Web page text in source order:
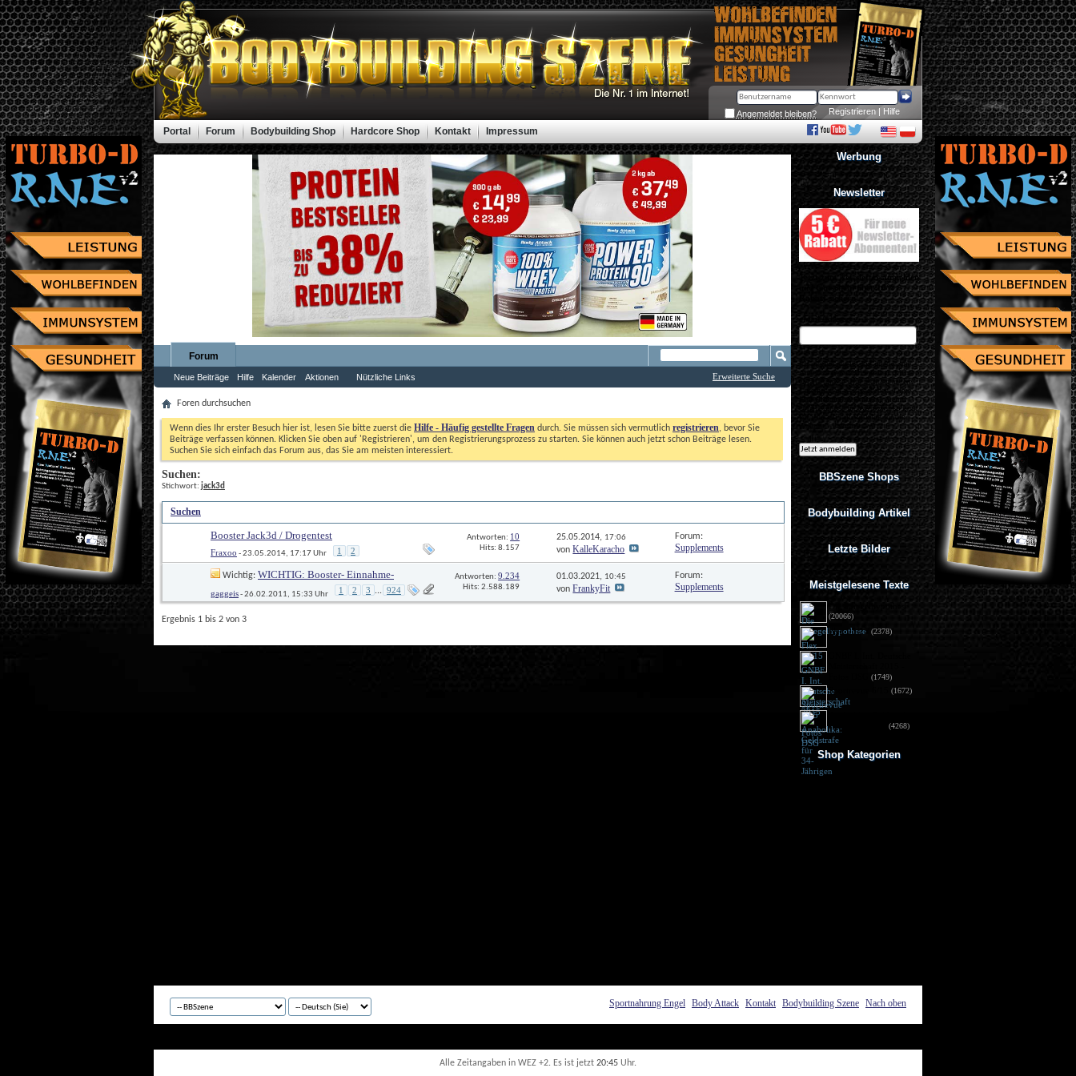
Angemeldet bleiben? Registrieren | Hilfe
Portal Forum Bodybuilding Shop Hardcore Shop Kontakt Impressum
Forum
Neue Beiträge Hilfe Kalender Aktionen Nützliche Links Erweiterte Suche
Foren durchsuchen
Wenn dies Ihr erster Besuch hier ist, lesen Sie bitte zuerst die Hilfe - Häufig gestellte Fragen durch. Sie müssen sich vermutlich registrieren, bevor Sie
Beiträge verfassen können. Klicken Sie oben auf 'Registrieren', um den Registrierungsprozess zu starten. Sie können auch jetzt schon Beiträge lesen.
Suchen Sie sich einfach das Forum aus, das Sie am meisten interessiert.
Suchen:
Stichwort: jack3d
Suchen
Booster Jack3d / Drogentest
Fraxoo - 23.05.2014, 17:17 Uhr 1 2
Antworten: 10
Hits: 8.157
25.05.2014, 17:06
vonKalleKaracho
Forum:
Supplements
Wichtig: WICHTIG: Booster- Einnahme-
gaggeis - 26.02.2011, 15:33 Uhr 1 2 3 ... 924
Antworten: 9.234
Hits: 2.588.189
01.03.2021, 10:45
vonFrankyFit
Forum:
Supplements
Ergebnis 1 bis 2 von 3
Werbung
Newsletter
Jetzt zum Newsletter anmelden
und Gutschein über 10%
eMail Adresse
Ich möchte regelmäßig interessante
Angebote per eMail erhalten. Meine
eMail-Adresse wird nicht an andere
Unternehmen weitergegeben. Diese
Einwilligung zur Nutzung meiner
eMail-Adresse für Werbezwecke kann
ich jederzeit mit Wirkung für die
Zukunft widerrufen.
BBSzene Shops
Bodybuilding Artikel
Letzte Bilder
Meistgelesene Texte
Die Spiegelhypothese
(20066)
Flex 05/15 (2378)
(1749)
Sportrevue 6/15 (1672)
für 34-Jährigen
(4268)
Shop Kategorien
Frauen Fitness
Sportnahrung Engel Body Attack Kontakt Bodybuilding Szene Nach oben
Alle Zeitangaben in WEZ +2. Es ist jetzt 20:45 Uhr.